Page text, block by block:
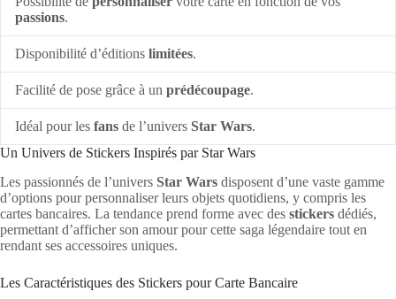
passions.
Disponibilité d’éditions limitées.
Facilité de pose grâce à un prédécoupage.
Idéal pour les fans de l’univers Star Wars.
Un Univers de Stickers Inspirés par Star Wars
Les passionnés de l’univers Star Wars disposent d’une vaste gamme
d’options pour personnaliser leurs objets quotidiens, y compris les
cartes bancaires. La tendance prend forme avec des stickers dédiés,
permettant d’afficher son amour pour cette saga légendaire tout en
rendant ses accessoires uniques.
Les Caractéristiques des Stickers pour Carte Bancaire